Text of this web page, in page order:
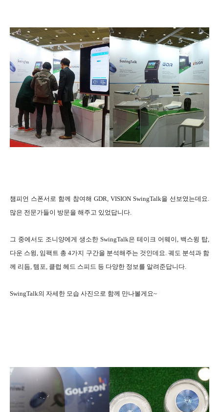
챔피언 스폰서로 함께 참여해 GDR, VISION SwingTalk을 선보였는데요.
많은 전문가들이 방문을 해주고 있었답니다.
그 중에서도 조니양에게 생소한 SwingTalk은 테이크 어웨이, 백스윙 탑,
다운 스윙, 임팩트 총 4가지 구간을 분석해주는 것인데요. 궤도 분석과 함
께 리듬, 템포, 클럽 헤드 스피드 등 다양한 정보를 알려준답니다.
SwingTalk의 자세한 모습 사진으로 함께 만나볼게요~